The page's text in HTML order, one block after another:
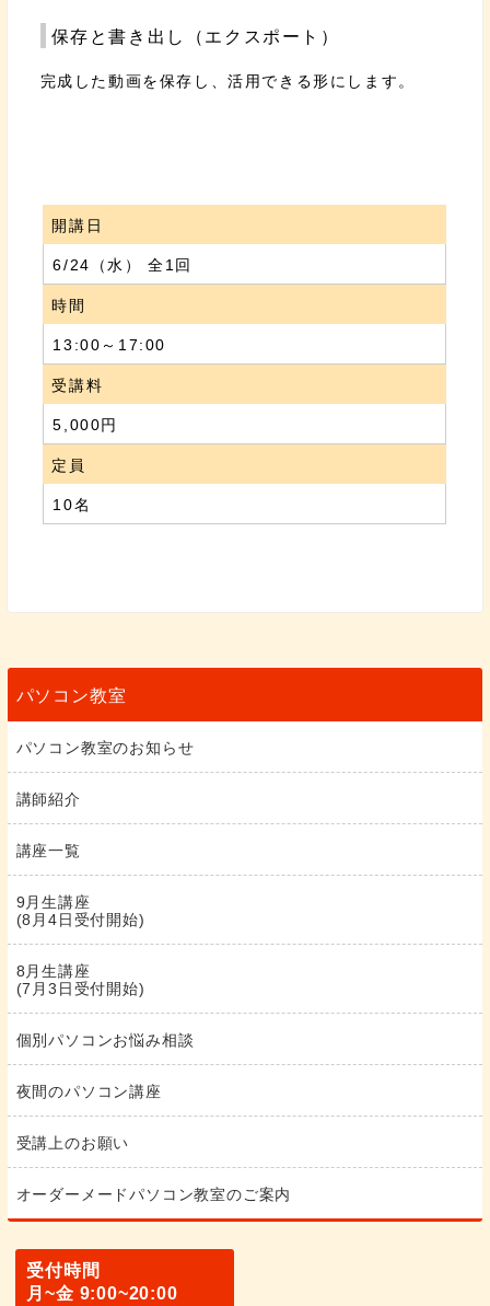
保存と書き出し（エクスポート）
完成した動画を保存し、活用できる形にします。
開講日
6/24（水） 全1回
時間
13:00～17:00
受講料
5,000円
定員
10名
パソコン教室
パソコン教室のお知らせ
講師紹介
講座一覧
9月生講座
(8月4日受付開始)
8月生講座
(7月3日受付開始)
個別パソコンお悩み相談
夜間のパソコン講座
受講上のお願い
オーダーメードパソコン教室のご案内
受付時間
月~金 9:00~20:00